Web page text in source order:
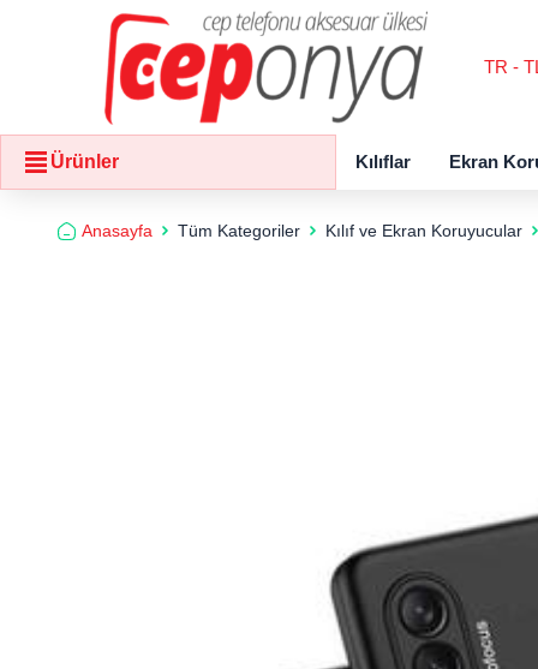
TR -
Ürünler Kılıflar Ekran
Anasayfa Tüm Kategoriler Kılıf ve Ekran Koruyucular